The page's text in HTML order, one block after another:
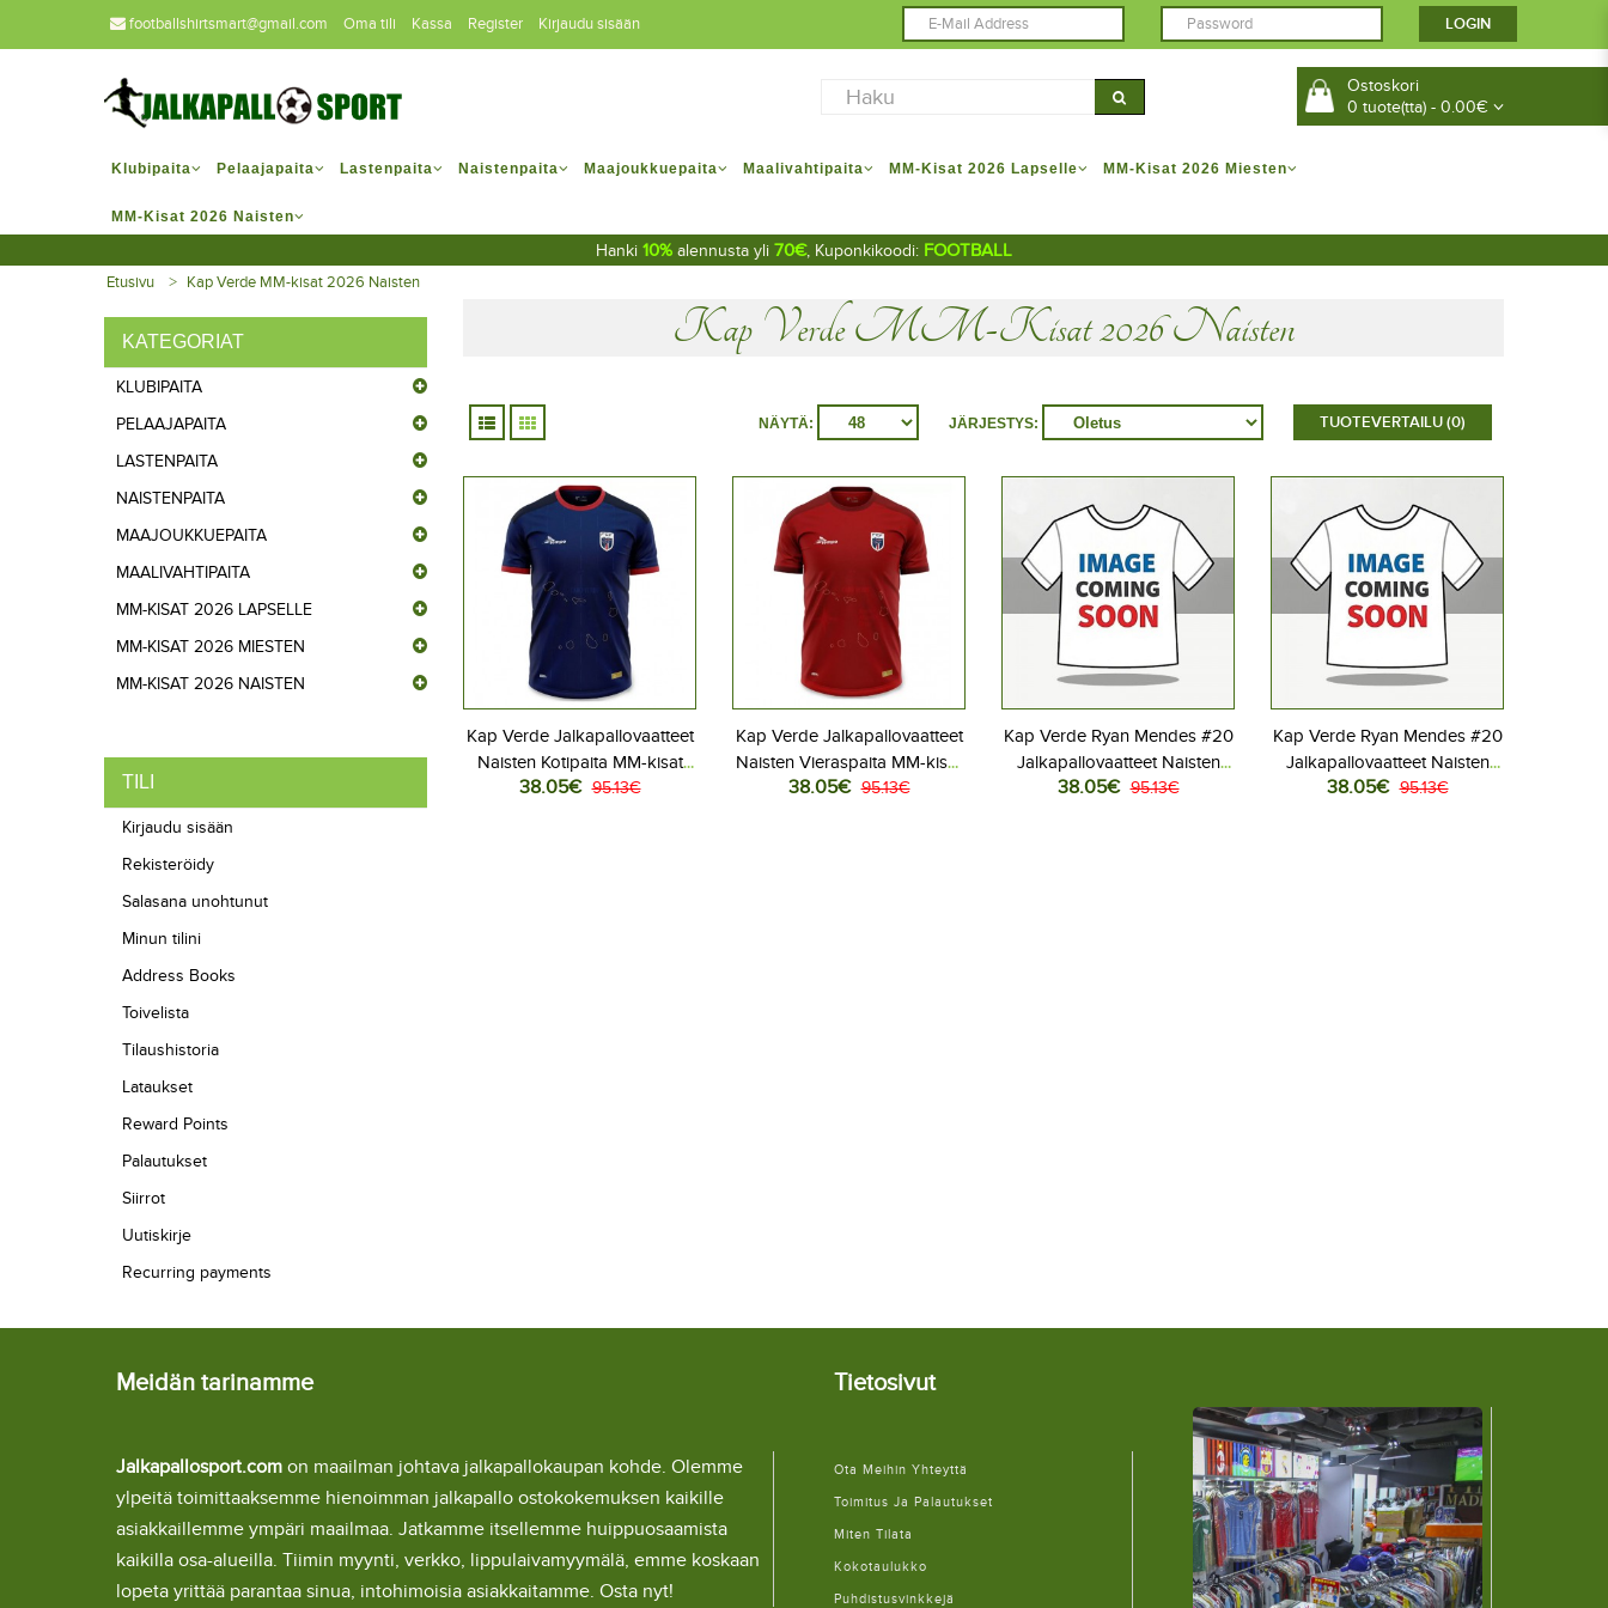
footballshirtsmart@gmail.com Oma tili Kassa Register Kirjaudu sisään
Ostoskori
0 tuote(tta) - 0.00€
Klubipaita Pelaajapaita Lastenpaita Naistenpaita Maajoukkuepaita Maalivahtipaita MM-Kisat 2026 Lapselle MM-Kisat 2026 Miesten
MM-Kisat 2026 Naisten
Hanki 10% alennusta yli 70€, Kuponkikoodi: FOOTBALL
Etusivu Kap Verde MM-kisat 2026 Naisten
KATEGORIAT
KLUBIPAITA
PELAAJAPAITA
LASTENPAITA
NAISTENPAITA
MAAJOUKKUEPAITA
MAALIVAHTIPAITA
MM-KISAT 2026 LAPSELLE
MM-KISAT 2026 MIESTEN
MM-KISAT 2026 NAISTEN
TILI
Kirjaudu sisään
Rekisteröidy
Salasana unohtunut
Minun tilini
Address Books
Toivelista
Tilaushistoria
Lataukset
Reward Points
Palautukset
Siirrot
Uutiskirje
Recurring payments
Kap Verde MM-Kisat 2026 Naisten
TUOTEVERTAILU (0)
JÄRJESTYS:
NÄYTÄ:
Kap Verde Jalkapallovaatteet
Naisten Kotipaita MM-kisat
2026 Lyhythihainen
38.05€ 95.13€
Kap Verde Jalkapallovaatteet
Naisten Vieraspaita MM-kisat
2026 Lyhythihainen
38.05€ 95.13€
Kap Verde Ryan Mendes #20
Jalkapallovaatteet Naisten
Kotipaita MM-kisat 2026
38.05€ 95.13€
Kap Verde Ryan Mendes #20
Jalkapallovaatteet Naisten
Vieraspaita MM-kisat 2026
38.05€ 95.13€
Meidän tarinamme
Jalkapallosport.com on maailman johtava jalkapallokaupan kohde. Olemme
ylpeitä toimittaaksemme hienoimman jalkapallo ostokokemuksen kaikille
asiakkaillemme ympäri maailmaa. Jatkamme itsellemme huippuosaamista
kaikilla osa-alueilla. Tiimin myynti, verkko, lippulaivamyymälä, emme koskaan
lopeta yrittää parantaa sinua, intohimoisia asiakkaitamme. Osta nyt!
Tietosivut
Ota Meihin Yhteyttä
Toimitus Ja Palautukset
Miten Tilata
Kokotaulukko
Puhdistusvinkkejä